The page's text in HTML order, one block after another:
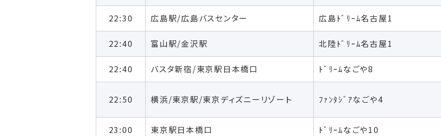
22:30 広島駅/広島バスセンター 広島ﾄﾞﾘｰﾑ名古屋1
22:40 富山駅/金沢駅 北陸ﾄﾞﾘｰﾑ名古屋1
22:40 バスタ新宿/東京駅日本橋口 ﾄﾞﾘｰﾑなごや8
22:50 横浜/東京駅/東京ディズニーリゾート ﾌｧﾝﾀｼﾞｱなごや4
23:00 東京駅日本橋口 ﾄﾞﾘｰﾑなごや10